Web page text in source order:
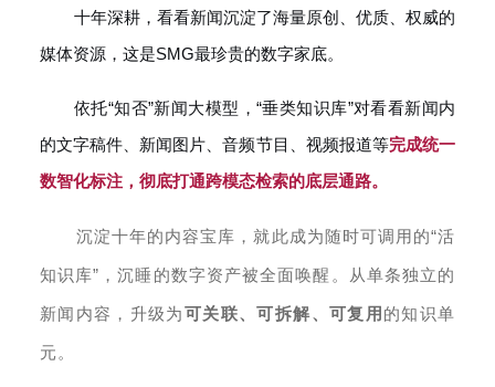
十年深耕，看看新闻沉淀了海量原创、优质、权威的
媒体资源，这是SMG最珍贵的数字家底。
依托“知否”新闻大模型，“垂类知识库”对看看新闻内
的文字稿件、新闻图片、音频节目、视频报道等完成统一
数智化标注，彻底打通跨模态检索的底层通路。
沉淀十年的内容宝库，就此成为随时可调用的“活
知识库”，沉睡的数字资产被全面唤醒。从单条独立的
新闻内容，升级为可关联、可拆解、可复用 的知识单
元。